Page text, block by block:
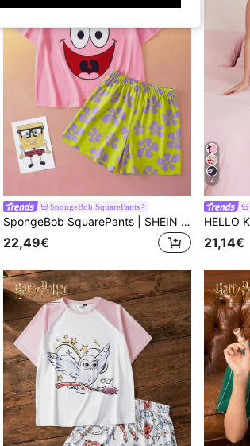
SpongeBob SquarePants
SpongeBob SquarePants | SHEIN Damen süßes Cartoon-Muster Rundhals Kurzarm Top und Blumenmuster Shorts Pyjama Set
22,49€
4
21,14€